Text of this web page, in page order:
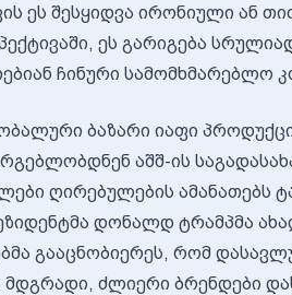
ეს შესყიდვა ირონიული ან
ეს გარიგება
ჩინური სამომხმარებლო
ბაზარი იაფი
აშშ-ის
ღირებულების ამანათებს
დონალდ ტრამპმა
გააცნობიერეს, რომ
ძლიერი ბრენდები